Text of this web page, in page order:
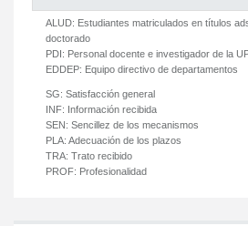
ALUD: Estudiantes matriculados en títulos
doctorado
PDI: Personal docente e investigador de la
EDDEP: Equipo directivo de departamentos
SG: Satisfacción general
INF: Información recibida
SEN: Sencillez de los mecanismos
PLA: Adecuación de los plazos
TRA: Trato recibido
PROF: Profesionalidad